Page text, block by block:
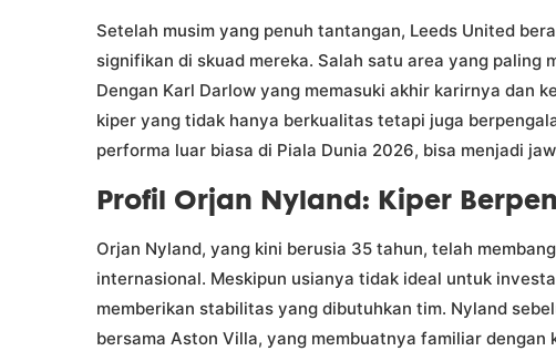
Setelah musim yang penuh tantangan, Leeds United
signifikan di skuad mereka. Salah satu area yang paling
Dengan Karl Darlow yang memasuki akhir karirnya dan
kiper yang tidak hanya berkualitas tetapi juga
performa luar biasa di Piala Dunia 2026, bisa menjadi
Profil Orjan Nyland: Kiper
Orjan Nyland, yang kini berusia 35 tahun, telah
internasional. Meskipun usianya tidak ideal untuk
memberikan stabilitas yang dibutuhkan tim. Nyland
bersama Aston Villa, yang membuatnya familiar dengan